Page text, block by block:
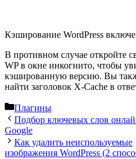
Кэширование WordPress
В противном случае откройте
WP в окне инкогнито, чтобы
кэшированную версию. Вы
найти заголовок X-Cache в
Рубрики
Плагины
Подбор ключевых слов
Google
Как удалить неиспользуемые
изображения WordPress (2